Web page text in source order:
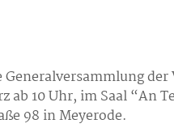
Generalversammlung
10 Uhr, im Saal “An
98 in Meyerode.